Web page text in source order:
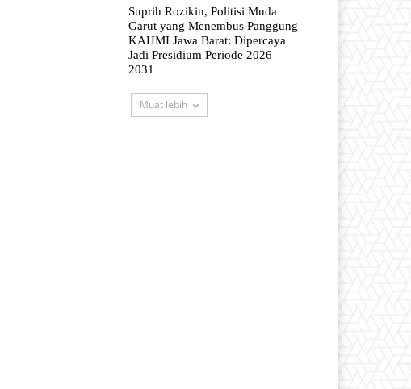
Suprih Rozikin, Politisi Muda
Garut yang Menembus Panggung
KAHMI Jawa Barat: Dipercaya
Jadi Presidium Periode 2026–
2031
Muat lebih